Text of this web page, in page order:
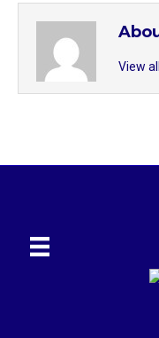
View